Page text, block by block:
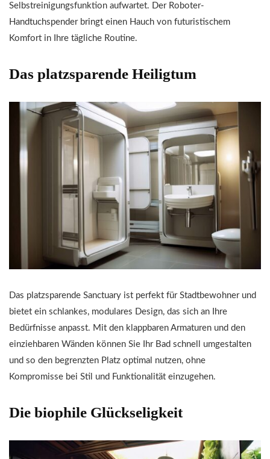
Selbstreinigungsfunktion aufwartet. Der Roboter-
Handtuchspender bringt einen Hauch von futuristischem
Komfort in Ihre tägliche Routine.
Das platzsparende Heiligtum
Das platzsparende Sanctuary ist perfekt für Stadtbewohner und
bietet ein schlankes, modulares Design, das sich an Ihre
Bedürfnisse anpasst. Mit den klappbaren Armaturen und den
einziehbaren Wänden können Sie Ihr Bad schnell umgestalten
und so den begrenzten Platz optimal nutzen, ohne
Kompromisse bei Stil und Funktionalität einzugehen.
Die biophile Glückseligkeit